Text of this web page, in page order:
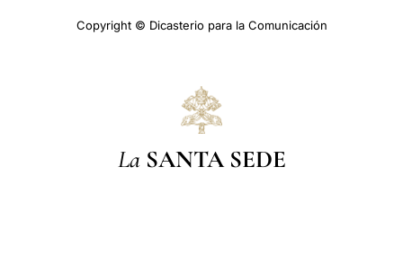
Copyright © Dicasterio para la Comunicación
La SANTA SEDE